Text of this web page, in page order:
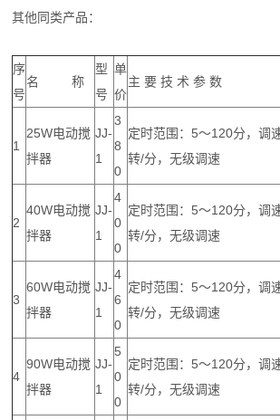
其他同类产品：
序
号
名 称
型
号
单
价
主 要 技 术 参 数
1
25W电动搅
拌器
JJ-
1
3
8
0
定时范围：5～120分，调
转/分，无级调速
2
40W电动搅
拌器
JJ-
1
4
0
0
定时范围：5～120分，调
转/分，无级调速
3
60W电动搅
拌器
JJ-
1
4
6
0
定时范围：5～120分，调
转/分，无级调速
4
90W电动搅
拌器
JJ-
1
5
0
0
定时范围：5～120分，调
转/分，无级调速